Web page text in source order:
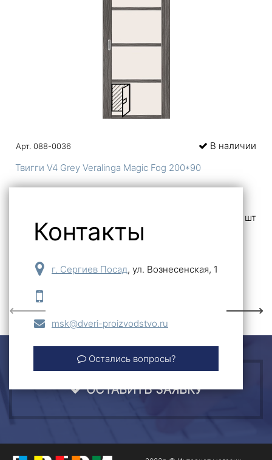
Previous
Арт. 088-0036
В наличии
Твигги V4 Grey Veralinga Magic Fog 200*90
шт
Next
ОСТАВИТЬ ЗАЯВКУ
Контакты
г. Сергиев Посад, ул. Вознесенская, 1
msk@dveri-proizvodstvo.ru
Остались вопросы?